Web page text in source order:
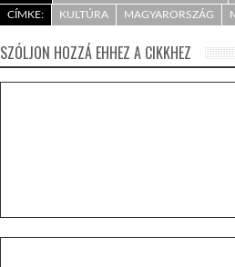
CÍMKE:
KULTÚRA MAGYARORSZÁG
SZÓLJON HOZZÁ EHHEZ A CIKKHEZ